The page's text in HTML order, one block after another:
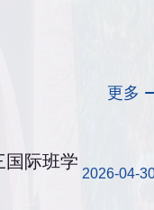
更多
国际班学
2026-04-